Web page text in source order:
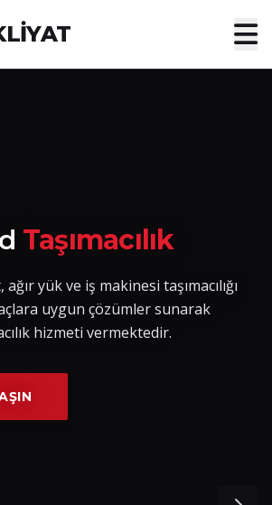
Taşımacılık
yük ve iş makinesi taşımacılığı
uygun çözümler sunarak
hizmeti vermektedir.